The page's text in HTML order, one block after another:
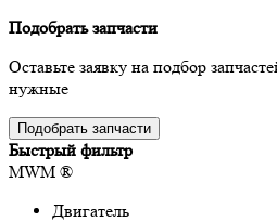
Подобрать запчасти
Оставьте заявку на подбор
нужные
Подобрать запчасти
Быстрый фильтр
MWM ®
Двигатель